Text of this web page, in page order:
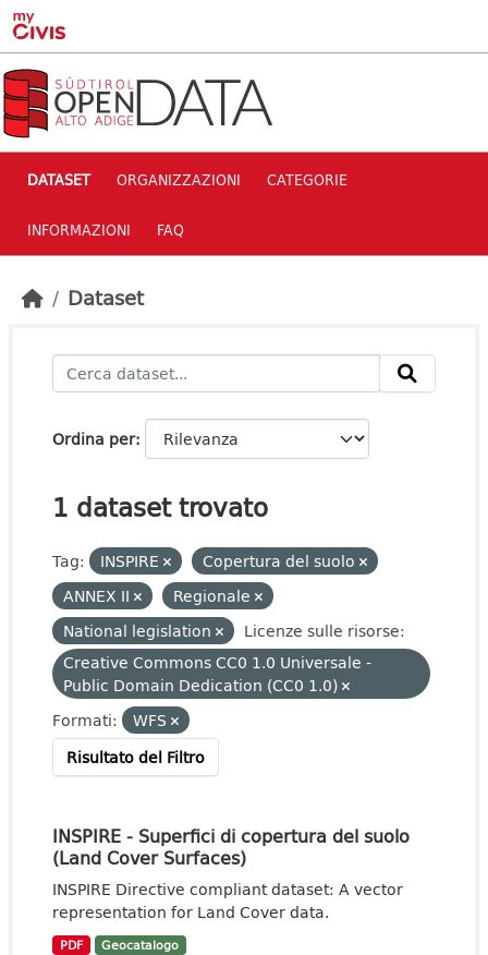
Skip to main content
DATASET ORGANIZZAZIONI CATEGORIE
INFORMAZIONI FAQ
Dataset
Ordina per
1 dataset trovato
Tag: INSPIRE
Copertura del suolo
ANNEX II
Regionale
National legislation
Licenze sulle risorse:
Creative Commons CC0 1.0 Universale -
Public Domain Dedication (CC0 1.0)
Formati:
WFS
Risultato del Filtro
INSPIRE - Superfici di copertura del suolo
(Land Cover Surfaces)
INSPIRE Directive compliant dataset: A vector
representation for Land Cover data.
PDF Geocatalogo